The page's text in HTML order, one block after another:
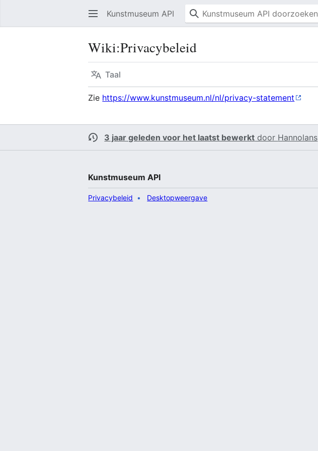
Kunstmuseum API
Wiki:Privacybeleid
Taal
Zie https://www.kunstmuseum.nl/nl/privacy-statement
3 jaar geleden voor het laatst bewerkt door Hannolans
Kunstmuseum API
Privacybeleid Desktopweergave